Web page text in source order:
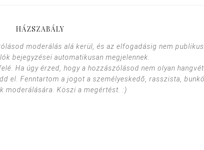
HÁZSZABÁLY
moderálás alá kerül, és az elfogadásig nem
bejegyzései automatikusan megjelennek.
Ha úgy érzed, hogy a hozzászólásod nem olyan
el. Fenntartom a jogot a személyeskedő, rasszista,
moderálására. Köszi a megértést. :)